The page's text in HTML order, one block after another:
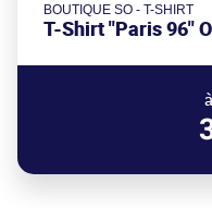
BOUTIQUE SO - T-SHIRT
T-Shirt "Paris 96"